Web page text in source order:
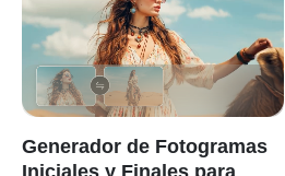
Generador de Fotogramas